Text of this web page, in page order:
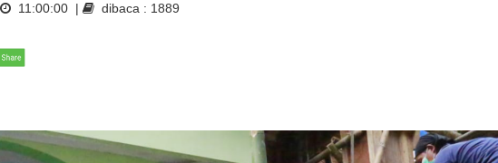
11:00:00 |
dibaca : 1889